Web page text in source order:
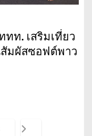
ทท. เสริมเที่ยว
มผัสซอฟต์พาว